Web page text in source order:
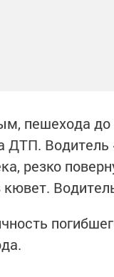
пешехода до
ДТП.
резко